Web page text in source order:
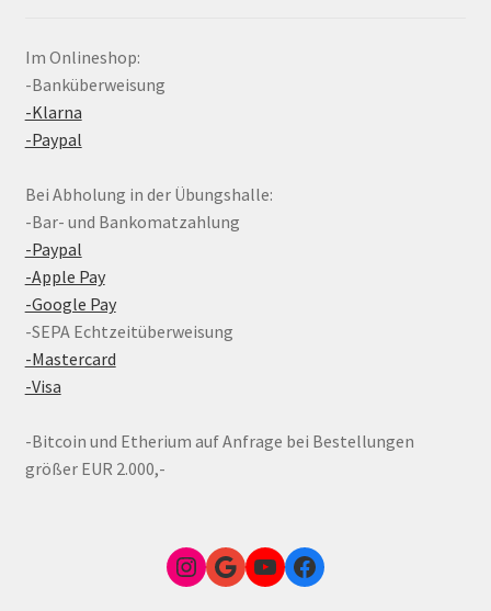
Im Onlineshop:
-Banküberweisung
-Klarna
-Paypal
Bei Abholung in der Übungshalle:
-Bar- und Bankomatzahlung
-Paypal
-Apple Pay
-Google Pay
-SEPA Echtzeitüberweisung
-Mastercard
-Visa
-Bitcoin und Etherium auf Anfrage bei Bestellungen
größer EUR 2.000,-
Instagram
Google Link zum FunShop WienYouTubeFacebook